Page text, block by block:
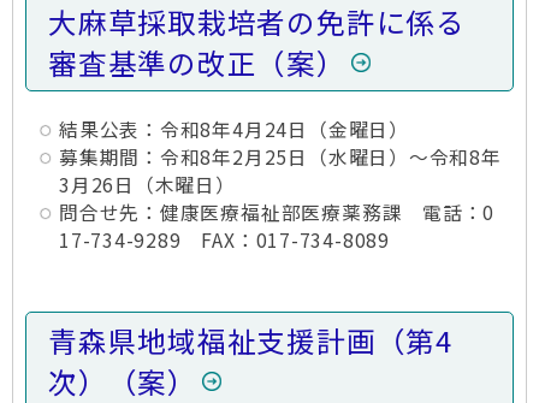
大麻草採取栽培者の免許に係る
審査基準の改正（案）
結果公表：令和8年4月24日（金曜日）
募集期間：令和8年2月25日（水曜日）～令和8年
3月26日（木曜日）
問合せ先：健康医療福祉部医療薬務課 電話：0
17-734-9289 FAX：017-734-8089
青森県地域福祉支援計画（第4
次）（案）